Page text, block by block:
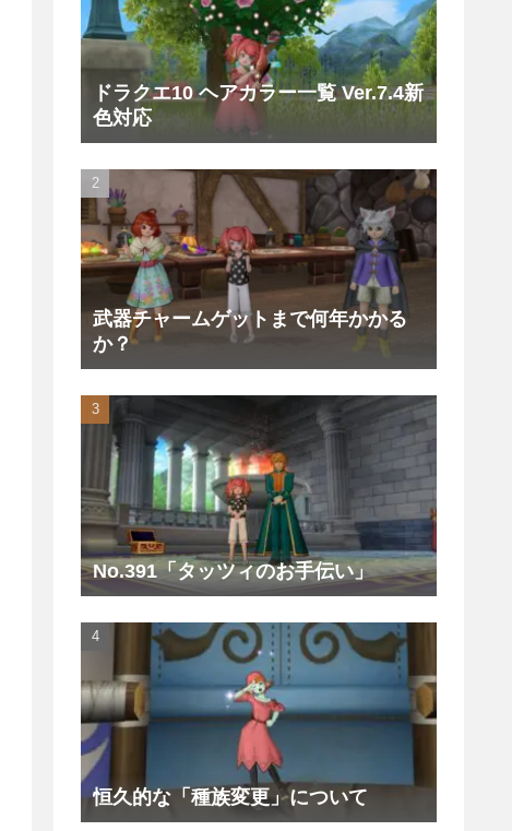
ドラクエ10 ヘアカラー一覧 Ver.7.4新
色対応
武器チャームゲットまで何年かかる
か？
No.391「タッツィのお手伝い」
恒久的な「種族変更」について